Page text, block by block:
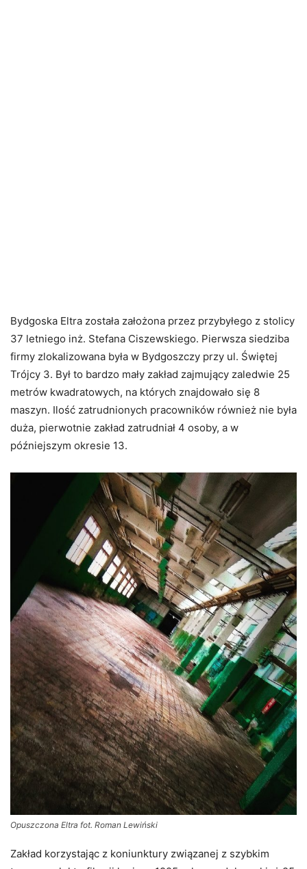
Bydgoska Eltra została założona przez przybyłego z stolicy
37 letniego inż. Stefana Ciszewskiego. Pierwsza siedziba
firmy zlokalizowana była w Bydgoszczy przy ul. Świętej
Trójcy 3. Był to bardzo mały zakład zajmujący zaledwie 25
metrów kwadratowych, na których znajdowało się 8
maszyn. Ilość zatrudnionych pracowników również nie była
duża, pierwotnie zakład zatrudniał 4 osoby, a w
późniejszym okresie 13.
Opuszczona Eltra fot. Roman Lewiński
Zakład korzystając z koniunktury związanej z szybkim